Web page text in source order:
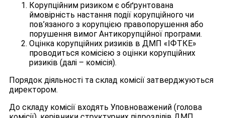
Корупційним ризиком є обґрунтована
ймовірність настання події корупційного чи
пов’язаного з корупцією правопорушення або
порушення вимог Антикорупційної програми.
Оцінка корупційних ризиків в ДМП «ІФТКЕ»
проводиться комісією з оцінки корупційних
ризиків (далі – комісія).
Порядок діяльності та склад комісії затверджуються
директором.
До складу комісії входять Уповноважений (голова